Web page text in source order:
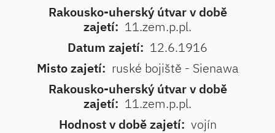
Rakousko-uherský útvar v době
zajetí: 11.zem.p.pl.
Datum zajetí: 12.6.1916
Misto zajetí: ruské bojiště - Sienawa
Rakousko-uherský útvar v době
zajetí: 11.zem.p.pl.
Hodnost v době zajetí: vojín